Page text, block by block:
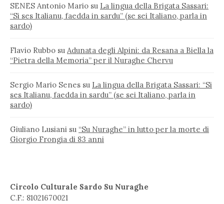
SENES Antonio Mario su La lingua della Brigata Sassari:
“Si ses Italianu, faedda in sardu” (se sei Italiano, parla in
sardo)
Flavio Rubbo su Adunata degli Alpini: da Resana a Biella la
“Pietra della Memoria” per il Nuraghe Chervu
Sergio Mario Senes su La lingua della Brigata Sassari: “Si
ses Italianu, faedda in sardu” (se sei Italiano, parla in
sardo)
Giuliano Lusiani su “Su Nuraghe” in lutto per la morte di
Giorgio Frongia di 83 anni
Circolo Culturale Sardo Su Nuraghe
C.F.: 81021670021